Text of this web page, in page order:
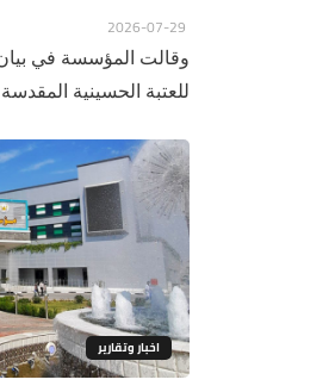
وقالت المؤسسة في
للعتبة الحسينية
اخبار وتقارير